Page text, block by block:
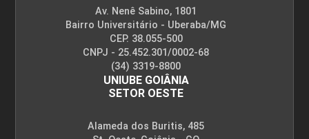
Av. Nenê Sabino, 1801
Bairro Universitário - Uberaba/MG
CEP. 38.055-500
CNPJ - 25.452.301/0002-68
(34) 3319-8800
UNIUBE GOIÂNIA
SETOR OESTE
Alameda dos Buritis, 485